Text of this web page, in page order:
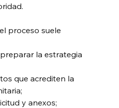
proceso suele
la estrategia
que acrediten la
y anexos;